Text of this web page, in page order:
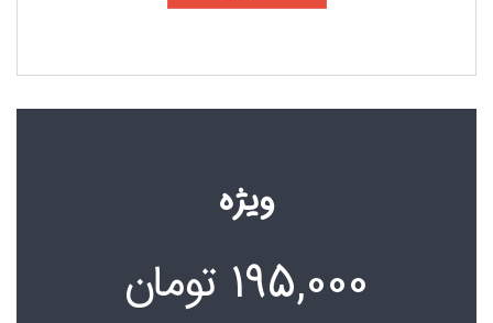
ویژه
195,000 تومان